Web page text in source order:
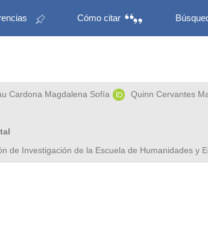
Cómo citar
Cardona Magdalena Sofía
Quinn Cervantes
de Investigación de la Escuela de Humanidades y